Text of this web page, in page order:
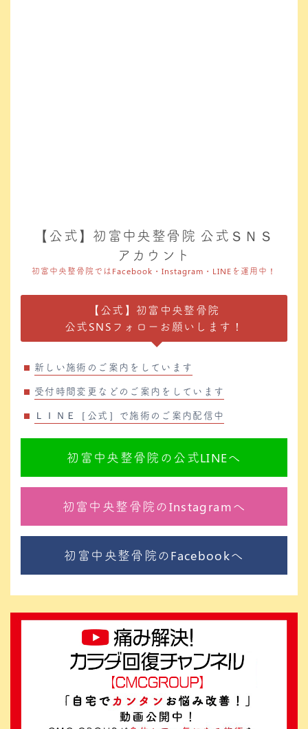
【公式】初富中央整骨院 公式ＳＮＳ
アカウント
初富中央整骨院ではFacebook・Instagram・LINEを運用中！
【公式】初富中央整骨院
公式SNSフォローお願いします！
新しい施術のご案内をしています
受付時間変更などのご案内をしています
ＬＩＮＥ［公式］で施術のご案内配信中
初富中央整骨院の公式LINEへ
初富中央整骨院のInstagramへ
初富中央整骨院のFacebookへ